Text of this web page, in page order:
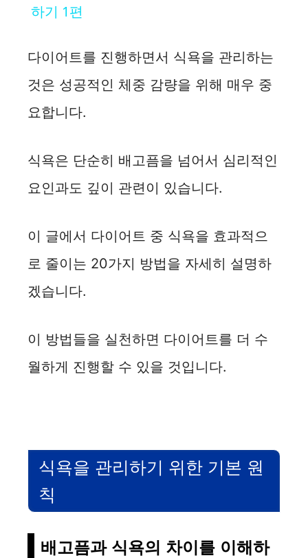
y
V
d
o
하기 1편
다이어트를 진행하면서 식욕을 관리하는
것은 성공적인 체중 감량을 위해 매우 중
요합니다.
식욕은 단순히 배고픔을 넘어서 심리적인
요인과도 깊이 관련이 있습니다.
이 글에서 다이어트 중 식욕을 효과적으
로 줄이는 20가지 방법을 자세히 설명하
겠습니다.
이 방법들을 실천하면 다이어트를 더 수
월하게 진행할 수 있을 것입니다.
식욕을 관리하기 위한 기본 원
칙
배고픔과 식욕의 차이를 이해하